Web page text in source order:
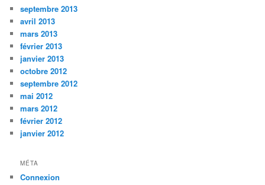
septembre 2013
avril 2013
mars 2013
février 2013
janvier 2013
octobre 2012
septembre 2012
mai 2012
mars 2012
février 2012
janvier 2012
MÉTA
Connexion